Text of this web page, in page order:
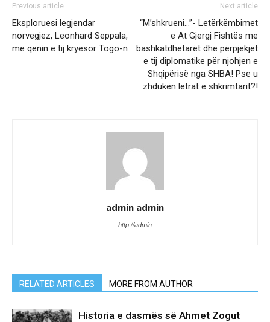
Previous article
Eksploruesi legjendar
norvegjez, Leonhard Seppala,
me qenin e tij kryesor Togo-n
Next article
“M’shkrueni…”- Letërkëmbimet
e At Gjergj Fishtës me
bashkatdhetarët dhe përpjekjet
e tij diplomatike për njohjen e
Shqipërisë nga SHBA! Pse u
zhdukën letrat e shkrimtarit?!
admin admin
http://admin
RELATED ARTICLES MORE FROM AUTHOR
Historia e dasmës së Ahmet Zogut